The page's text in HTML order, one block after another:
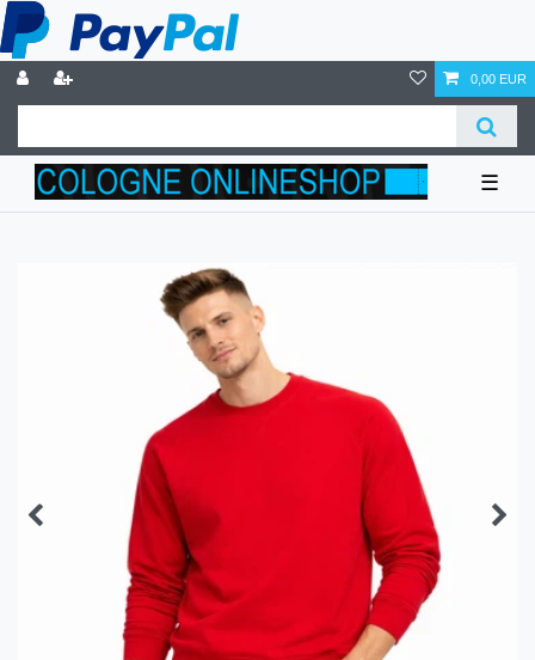
0,00 EUR
☰